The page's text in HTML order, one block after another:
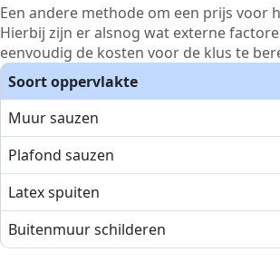
Een andere methode om een prijs voor
Hierbij zijn er alsnog wat externe
eenvoudig de kosten voor de klus te
Soort oppervlakte
Muur sauzen
Plafond sauzen
Latex spuiten
Buitenmuur schilderen